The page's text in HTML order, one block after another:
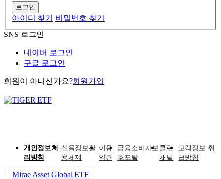
로그인
아이디 찾기
비밀번호 찾기
SNS 로그인
네이버 로그인
구글 로그인
회원이 아니신가요?회원가입
개인정보처
리방침
신용정보활
용체제
이용
약관
금융소비자보
호포탈
클린
채널
고객정보 취
급방침
Mirae Asset Global ETF